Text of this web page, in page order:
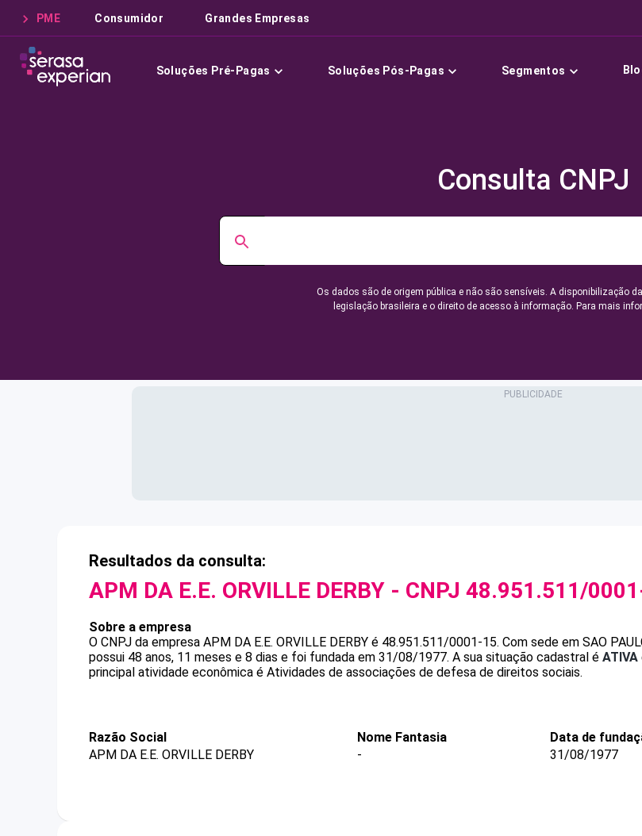
PME Consumidor Grandes Empresas
Soluções Pré-Pagas Soluções Pós-Pagas Segmentos
Consulta CNPJ
Os dados são de origem pública e não são sensíveis. A disponibilização
legislação brasileira e o direito de acesso à informação. Para mais
Resultados da consulta:
APM DA E.E. ORVILLE DERBY - CNPJ 48.951.511/
Sobre a empresa
O CNPJ da empresa APM DA E.E. ORVILLE DERBY é 48.951.511/0001-15. Com sede em SAO
possui 48 anos, 11 meses e 8 dias e foi fundada em 31/08/1977. A sua situação cadastral é ATIVA
principal atividade econômica é Atividades de associações de defesa de direitos sociais.
Razão Social
APM DA E.E. ORVILLE DERBY
Nome Fantasia
-
Data de
31/08/1977